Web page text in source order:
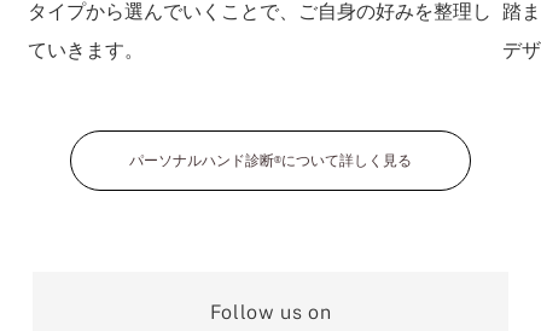
タイプから選んでいくことで、ご自身の好みを整理し
ていきます。
踏
デ
パーソナルハンド診断®について詳しく見る
Follow us on